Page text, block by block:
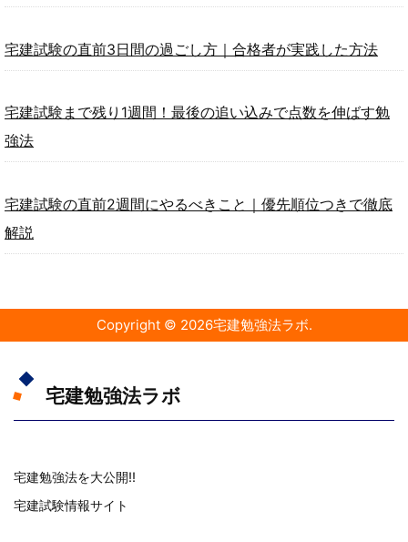
宅建試験の直前3日間の過ごし方｜合格者が実践した方法
宅建試験まで残り1週間！最後の追い込みで点数を伸ばす勉
強法
宅建試験の直前2週間にやるべきこと｜優先順位つきで徹底
解説
Copyright © 2026宅建勉強法ラボ.
宅建勉強法ラボ
宅建勉強法を大公開!!
宅建試験情報サイト